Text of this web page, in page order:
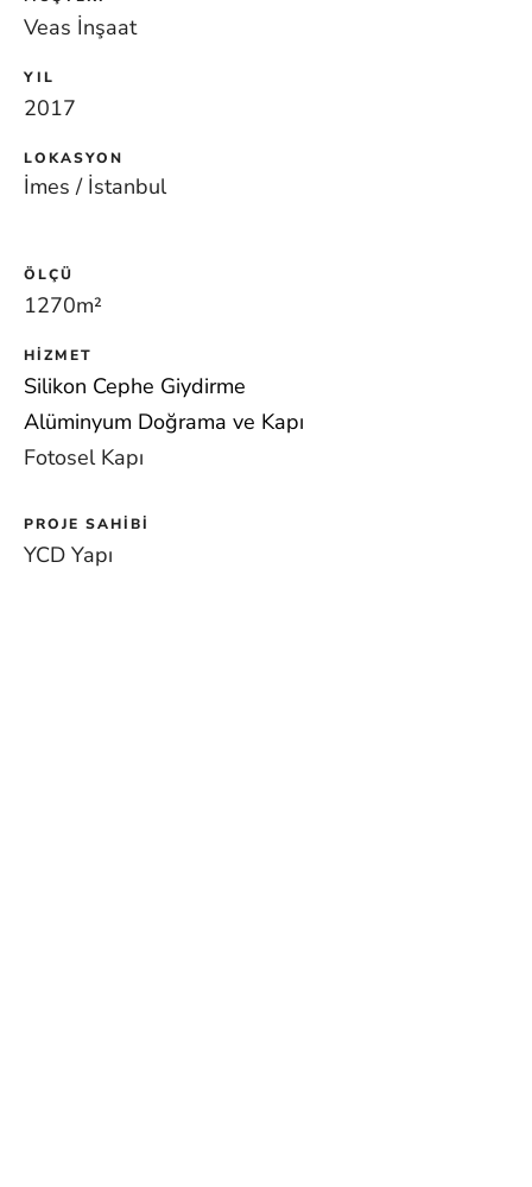
Veas İnşaat
YIL
2017
LOKASYON
İmes / İstanbul
ÖLÇÜ
1270m²
HIZMET
Silikon Cephe Giydirme
Alüminyum Doğrama ve Kapı
Fotosel Kapı
PROJE SAHIBI
YCD Yapı